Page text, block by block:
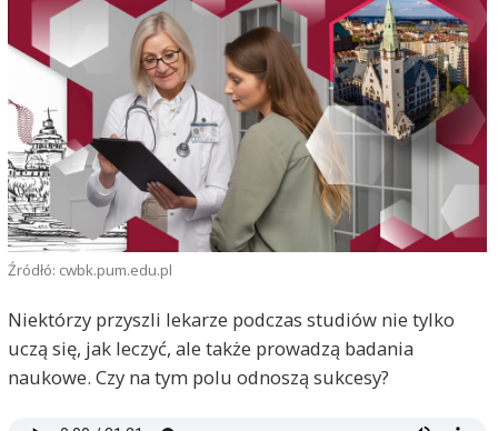
Źródłó: cwbk.pum.edu.pl
Niektórzy przyszli lekarze podczas studiów nie tylko
uczą się, jak leczyć, ale także prowadzą badania
naukowe. Czy na tym polu odnoszą sukcesy?